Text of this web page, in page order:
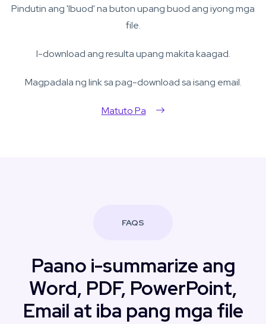
Pindutin ang 'Ibuod' na buton upang buod ang iyong mga
file.
I-download ang resulta upang makita kaagad.
Magpadala ng link sa pag-download sa isang email.
Matuto Pa
FAQS
Paano i-summarize ang
Word, PDF, PowerPoint,
Email at iba pang mga file